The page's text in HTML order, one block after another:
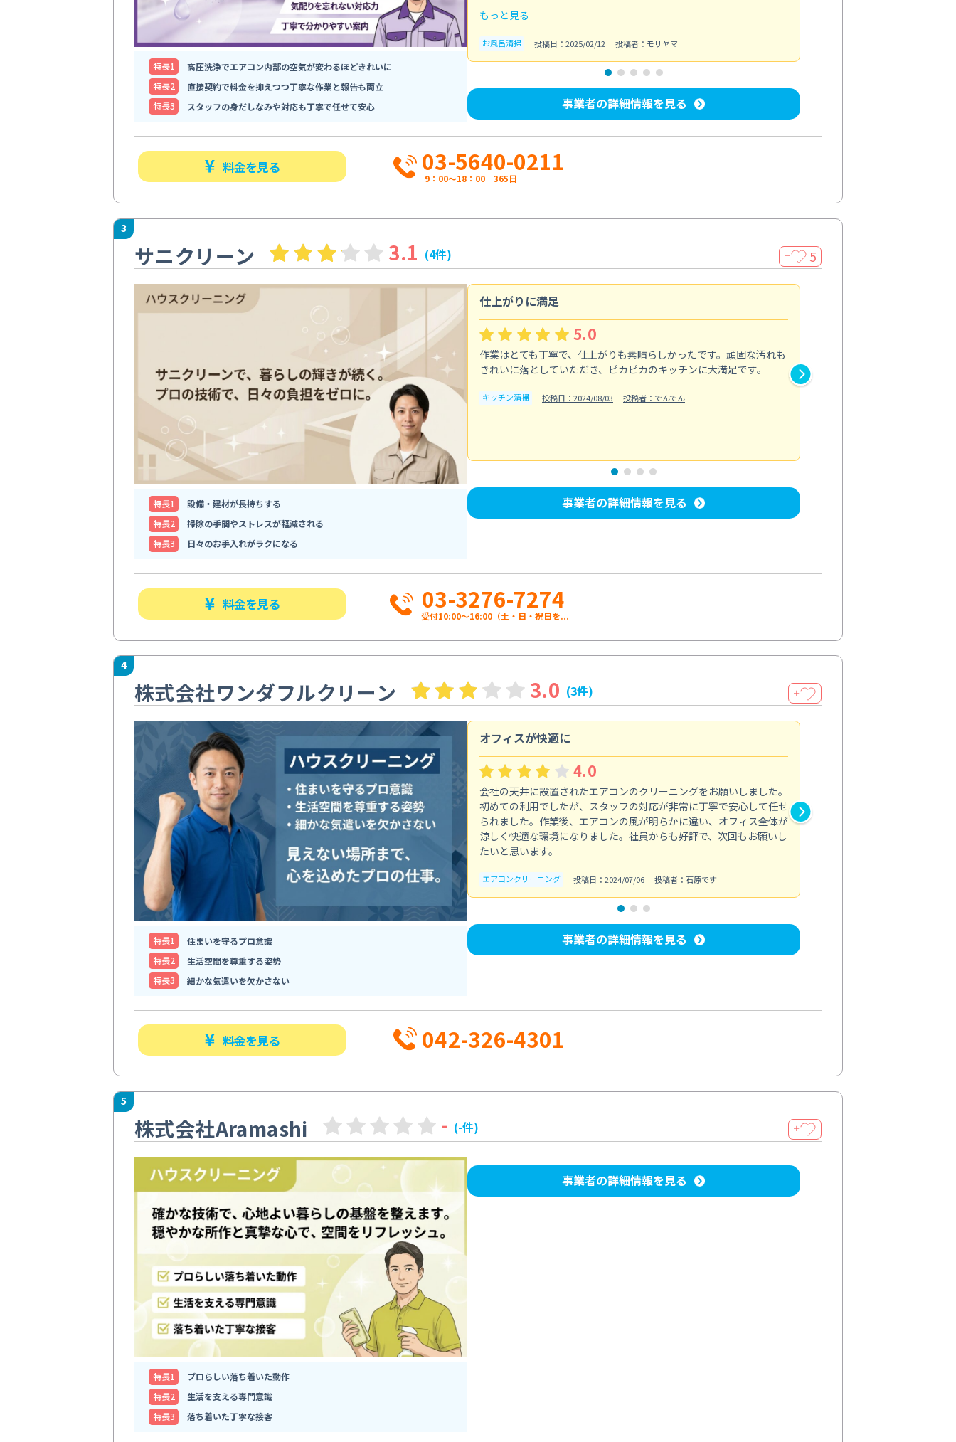
特⻑1
高圧洗浄でエアコン内部の空気が変わるほどきれいに
特⻑2
直接契約で料金を抑えつつ丁寧な作業と報告も両立
特⻑3
スタッフの身だしなみや対応も丁寧で任せて安心
もっと見る
お風呂清掃 投稿日：2025/02/12 投稿者：モリヤマ
事業者の詳細情報を見る
料金を見る 03-5640-0211
9：00～18：00 365日
3
サニクリーン 3.1 (4件) ＋ 5
特⻑1
設備・建材が長持ちする
特⻑2
掃除の手間やストレスが軽減される
特⻑3
日々のお手入れがラクになる
仕上がりに満足
5.0
作業はとても丁寧で、仕上がりも素晴らしかったです。頑固な汚れも
きれいに落としていただき、ピカピカのキッチンに大満足です。
キッチン清掃 投稿日：2024/08/03 投稿者：でんでん
事業者の詳細情報を見る
料金を見る 03-3276-7274
受付10:00〜16:00（土・日・祝日を...
4
株式会社ワンダフルクリーン 3.0 (3件) ＋
特⻑1
住まいを守るプロ意識
特⻑2
生活空間を尊重する姿勢
特⻑3
細かな気遣いを欠かさない
オフィスが快適に
4.0
会社の天井に設置されたエアコンのクリーニングをお願いしました。
初めての利用でしたが、スタッフの対応が非常に丁寧で安心して任せ
られました。作業後、エアコンの風が明らかに違い、オフィス全体が
涼しく快適な環境になりました。社員からも好評で、次回もお願いし
たいと思います。
エアコンクリーニング 投稿日：2024/07/06 投稿者：石原です
事業者の詳細情報を見る
料金を見る 042-326-4301
5
株式会社Aramashi - (-件) ＋
特⻑1
プロらしい落ち着いた動作
特⻑2
生活を支える専門意識
特⻑3
落ち着いた丁寧な接客
事業者の詳細情報を見る